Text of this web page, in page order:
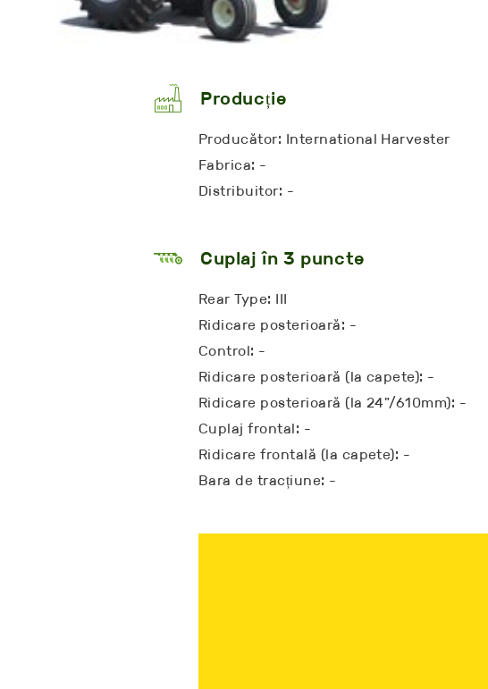
Producție
Producător: International Harvester
Fabrica: -
Distribuitor: -
Cuplaj în 3 puncte
Rear Type: III
Ridicare posterioară: -
Control: -
Ridicare posterioară (la capete): -
Ridicare posterioară (la 24"/610mm): -
Cuplaj frontal: -
Ridicare frontală (la capete): -
Bara de tracțiune: -